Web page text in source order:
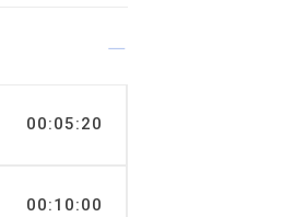
00:05:20
00:10:00